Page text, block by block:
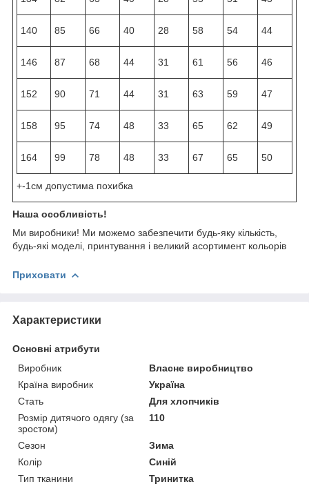
140 85 66 40 28 58 54 44
146 87 68 44 31 61 56 46
152 90 71 44 31 63 59 47
158 95 74 48 33 65 62 49
164 99 78 48 33 67 65 50
+-1см допустима похибка
Наша особливість!
Ми виробники! Ми можемо забезпечити будь-яку кількість,
будь-які моделі, принтування і великий асортимент кольорів
Приховати
Характеристики
Основні атрибути
Виробник
Власне виробництво
Країна виробник
Україна
Стать
Для хлопчиків
Розмір дитячого одягу (за
зростом)
110
Сезон
Зима
Колір
Синій
Тип тканини
Тринитка